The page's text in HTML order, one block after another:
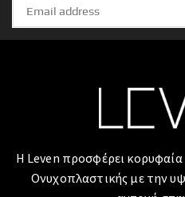
Η Leven προσφέρει
Ονυχοπλαστικής με την